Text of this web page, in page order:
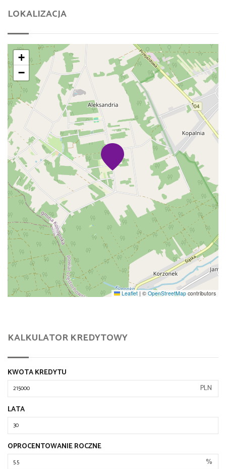
LOKALIZACJA
+
−
Leaflet | © OpenStreetMap contributors
KALKULATOR KREDYTOWY
KWOTA KREDYTU
PLN
LATA
OPROCENTOWANIE ROCZNE
%